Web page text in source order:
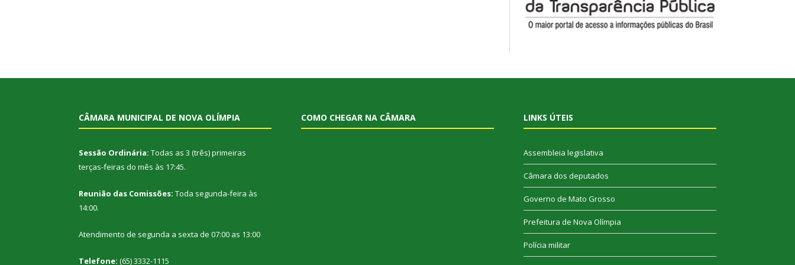
CÂMARA MUNICIPAL DE NOVA OLÍMPIA
Sessão Ordinária: Todas as 3 (três) primeiras
terças-feiras do mês às 17:45.
Reunião das Comissões: Toda segunda-feira às
14:00.
Atendimento de segunda a sexta de 07:00 as 13:00
Telefone: (65) 3332-1115
COMO CHEGAR NA CÂMARA LINKS ÚTEIS
Assembleia legislativa
Câmara dos deputados
Governo de Mato Grosso
Prefeitura de Nova Olímpia
Polícia militar